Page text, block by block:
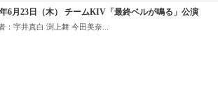
6月23日（木） チームKIV「最終ベルが鳴る」公演
：宇井真白 渕上舞 今田美奈...